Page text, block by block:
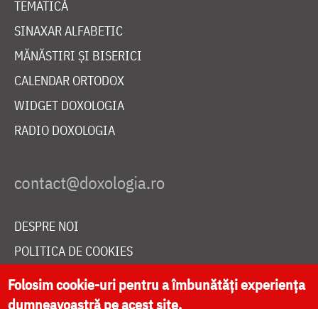
TEMATICĂ
SINAXAR ALFABETIC
MĂNĂSTIRI ȘI BISERICI
CALENDAR ORTODOX
WIDGET DOXOLOGIA
RADIO DOXOLOGIA
DESPRE NOI
POLITICA DE COOKIES
DONEAZĂ ONLINE PENTRU CATEDRALA NAȚIONALĂ
Folosim cookie-uri pentru a îmbunătăți experiența
dumneavoastră pe acest site.